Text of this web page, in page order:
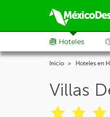
Hoteles
Inicio Hoteles en
Villas